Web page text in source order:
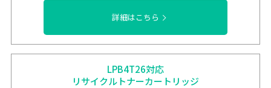
詳細はこちら
LPB4T26対応
リサイクルトナーカートリッジ